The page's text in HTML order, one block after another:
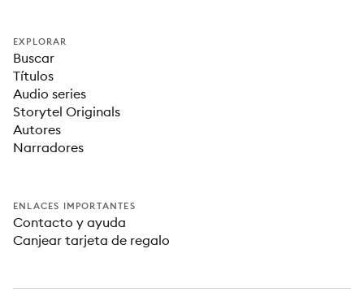
EXPLORAR
Buscar
Títulos
Audio series
Storytel Originals
Autores
Narradores
ENLACES IMPORTANTES
Contacto y ayuda
Canjear tarjeta de regalo